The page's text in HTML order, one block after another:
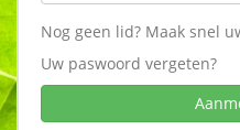
Nog geen lid? Maak snel
Uw paswoord vergeten?